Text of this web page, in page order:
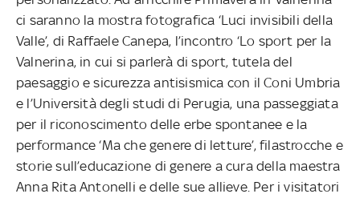
ci saranno la mostra fotografica ‘Luci invisibili della
Valle’, di Raffaele Canepa, l’incontro ‘Lo sport per la
Valnerina, in cui si parlerà di sport, tutela del
paesaggio e sicurezza antisismica con il Coni Umbria
e l’Università degli studi di Perugia, una passeggiata
per il riconoscimento delle erbe spontanee e la
performance ‘Ma che genere di letture’, filastrocche e
storie sull’educazione di genere a cura della maestra
Anna Rita Antonelli e delle sue allieve. Per i visitatori